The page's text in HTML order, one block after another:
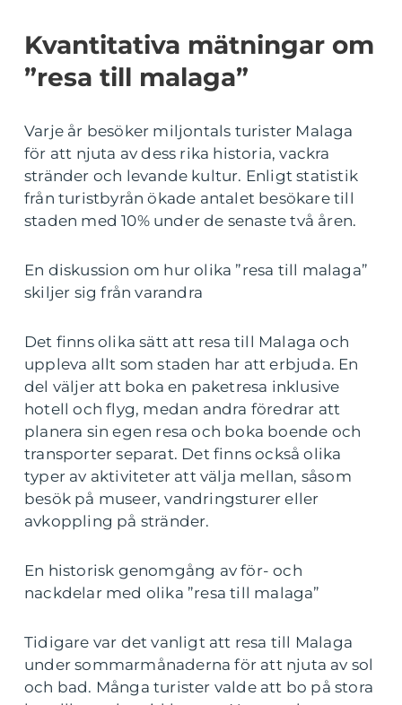
Kvantitativa mätningar om
”resa till malaga”
Varje år besöker miljontals turister Malaga
för att njuta av dess rika historia, vackra
stränder och levande kultur. Enligt statistik
från turistbyrån ökade antalet besökare till
staden med 10% under de senaste två åren.
En diskussion om hur olika ”resa till malaga”
skiljer sig från varandra
Det finns olika sätt att resa till Malaga och
uppleva allt som staden har att erbjuda. En
del väljer att boka en paketresa inklusive
hotell och flyg, medan andra föredrar att
planera sin egen resa och boka boende och
transporter separat. Det finns också olika
typer av aktiviteter att välja mellan, såsom
besök på museer, vandringsturer eller
avkoppling på stränder.
En historisk genomgång av för- och
nackdelar med olika ”resa till malaga”
Tidigare var det vanligt att resa till Malaga
under sommarmånaderna för att njuta av sol
och bad. Många turister valde att bo på stora